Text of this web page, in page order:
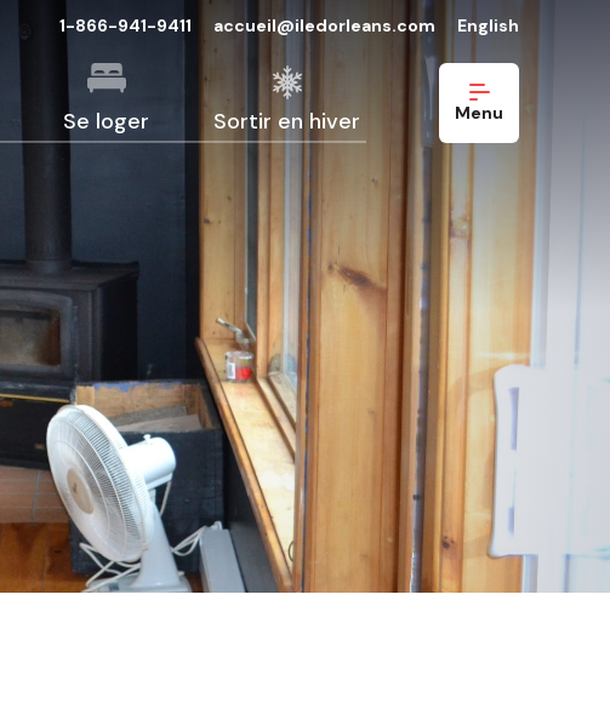
1-866-941-9411 accueil@iledorleans.com English
Se loger Sortir en hiver Menu